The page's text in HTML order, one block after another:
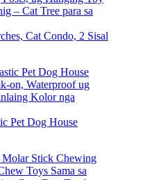
Cat Condo, 2 Sisal
Pet Dog House